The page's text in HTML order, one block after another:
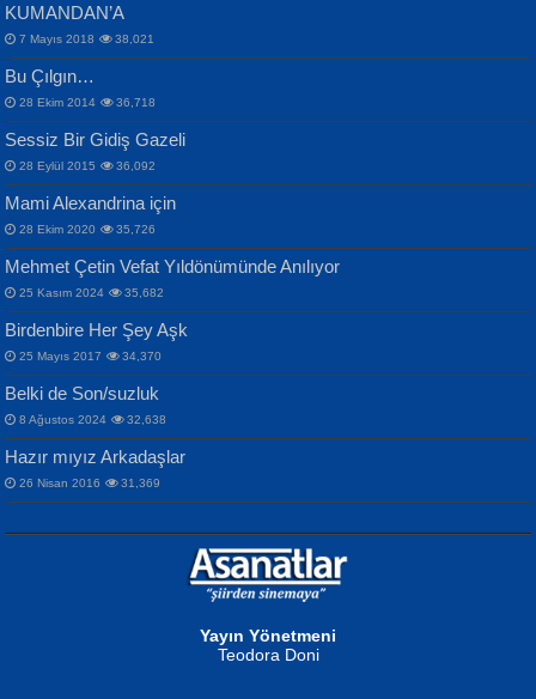
İPEK ACAR SERT
Gazze’nin Şecaati, Ümmetin İmtihanı...
MAHMUT GÜRBÜZ
İbrahim Olmak ve Bitirebilmek...
NURAN KÖSE BAYDAR
Selahattin Yıldız
İdrakimle Üşürken...
Songül Özel
Mahzen...
Ben Deniz Değilim ki...
ERDEM BAYAZIT
Sana, Bana, Vatanıma, Ülkemin
İnsanlarına Dair...
NAZIM HİKMET RAN
Bir Cezaevinde, Tecritteki Adamın
Mektupları...
KUMANDAN’A
7 Mayıs 2018 38,021
Bu Çılgın…
28 Ekim 2014 36,718
Sessiz Bir Gidiş Gazeli
28 Eylül 2015 36,092
Mami Alexandrina için
28 Ekim 2020 35,726
Mehmet Çetin Vefat Yıldönümünde Anılıyor
25 Kasım 2024 35,682
Birdenbire Her Şey Aşk
25 Mayıs 2017 34,370
Belki de Son/suzluk
8 Ağustos 2024 32,638
Hazır mıyız Arkadaşlar
26 Nisan 2016 31,369
Yayın Yönetmeni
Teodora Doni